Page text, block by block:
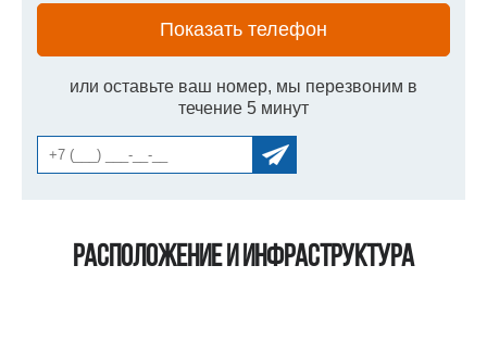
Показать телефон
или оставьте ваш номер, мы перезвоним в
течение 5 минут
Расположение и инфраструктура